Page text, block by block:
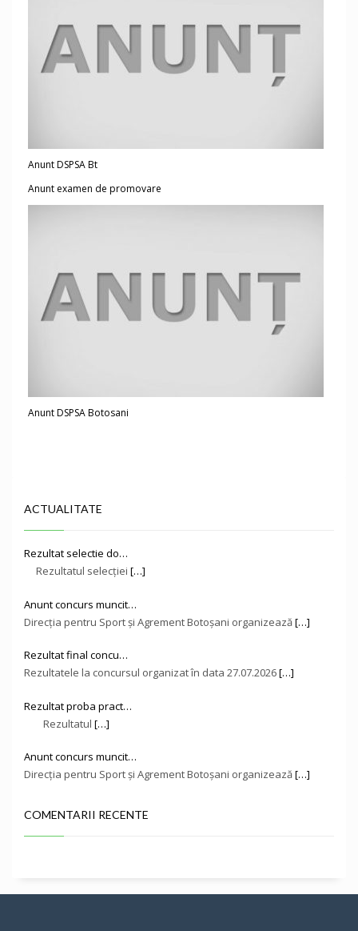
Anunt DSPSA Bt
Anunt examen de promovare
Anunt DSPSA Botosani
ACTUALITATE
Rezultat selectie do…
Rezultatul selecției […]
Anunt concurs muncit…
Direcţia pentru Sport și Agrement Botoşani organizează[…]
Rezultat final concu…
Rezultatele la concursul organizat în data 27.07.2026[…]
Rezultat proba pract…
Rezultatul […]
Anunt concurs muncit…
Direcţia pentru Sport și Agrement Botoşani organizează[…]
COMENTARII RECENTE